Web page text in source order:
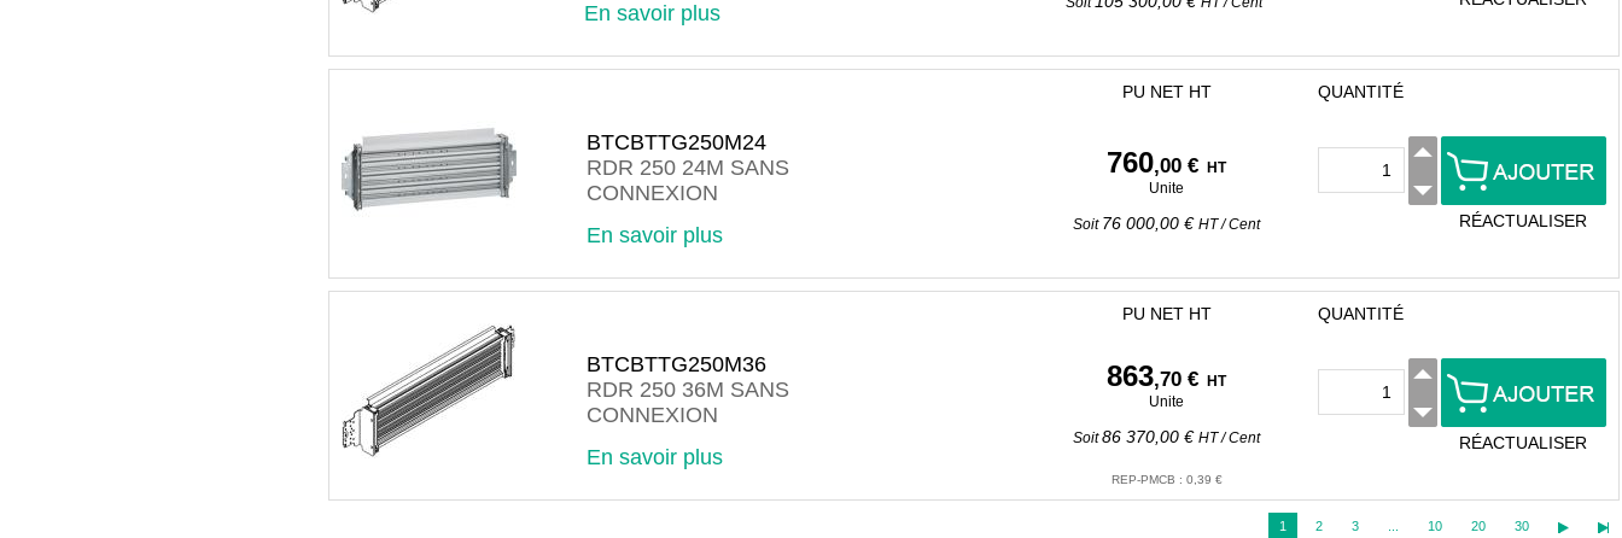
En savoir plus
BTCBTTG250M24
RDR 250 24M SANS
CONNEXION
En savoir plus
PU NET HT
760,00 €
HT
Unite
Soit 76 000,00 € HT/Cent
QUANTITÉ
RÉACTUALISER
BTCBTTG250M36
RDR 250 36M SANS
CONNEXION
En savoir plus
PU NET HT
863,70 €
HT
Unite
Soit86 370,00 € HT/Cent
REP-PMCB : 0,39 €
QUANTITÉ
RÉACTUALISER
1 2 3 10 20 30